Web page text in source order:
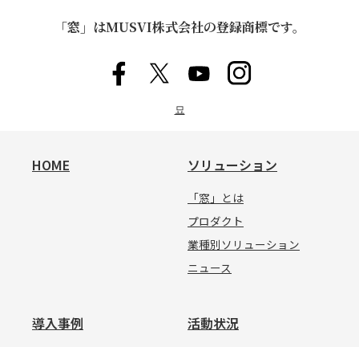
「窓」はMUSVI株式会社の登録商標です。
묘
HOME ソリューション
「窓」とは
プロダクト
業種別ソリューション
ニュース
導入事例 活動状況